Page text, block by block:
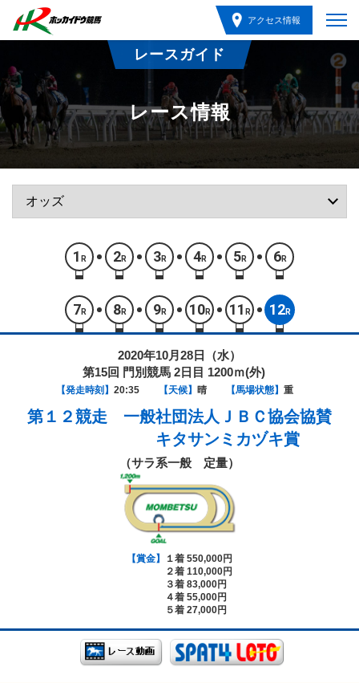
アクセス情報
レースガイド
レース情報
1 R 2R 3R 4R 5R 6R
7 R 8R 9R 10R 11 R 12R
2020年10月28日（水）
第15回 門別競馬 2日目 1200ｍ(外)
【発走時刻】 20:35 【天候】 晴 【馬場状態】 重
第１２競走 一般社団法人ＪＢＣ協会協賛
キタサンミカヅキ賞
（サラ系一般 定量）
【賞金】
１着 550,000円
２着 110,000円
３着 83,000円
４着 55,000円
５着 27,000円